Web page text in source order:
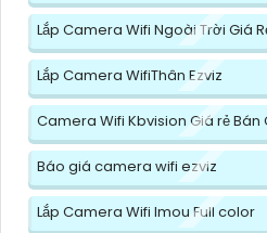
Lắp Camera Wifi Ngoài Trời Giá
Lắp Camera WifiThân Ezviz
Camera Wifi Kbvision Giá rẻ Bán
Báo giá camera wifi ezviz
Lắp Camera Wifi Imou Full color